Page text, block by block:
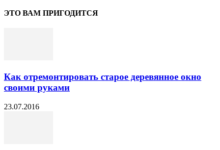
ЭТО ВАМ ПРИГОДИТСЯ
Как отремонтировать старое деревянное окно
своими руками
23.07.2016